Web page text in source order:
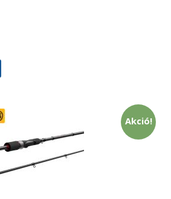
Akció!